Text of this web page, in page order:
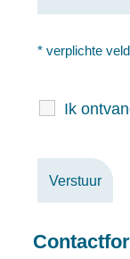
* verplichte
Ik